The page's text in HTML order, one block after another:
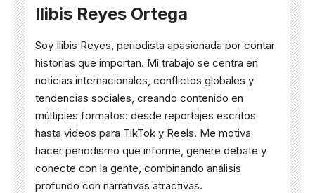
Ilibis Reyes Ortega
Soy Ilibis Reyes, periodista apasionada por contar
historias que importan. Mi trabajo se centra en
noticias internacionales, conflictos globales y
tendencias sociales, creando contenido en
múltiples formatos: desde reportajes escritos
hasta videos para TikTok y Reels. Me motiva
hacer periodismo que informe, genere debate y
conecte con la gente, combinando análisis
profundo con narrativas atractivas.